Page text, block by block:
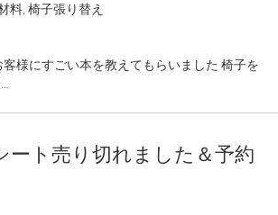
料, 椅子張り替え
様にすごい本を教えてもらいました 椅子を
ート売り切れました＆予約